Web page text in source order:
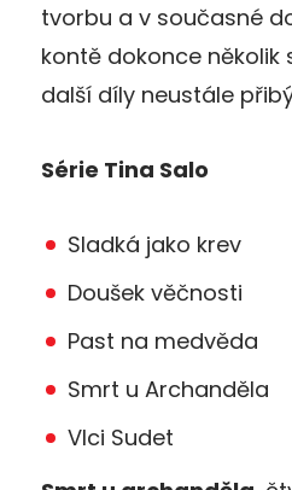
tvorbu a v současné
kontě dokonce několik
další díly neustále
Série Tina Salo
Sladká jako krev
Doušek věčnosti
Past na medvěda
Smrt u Archanděla
Vlci Sudet